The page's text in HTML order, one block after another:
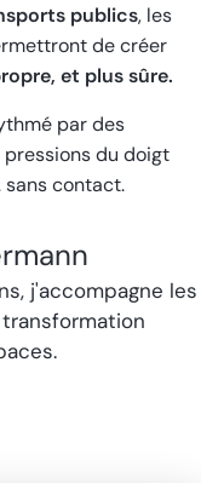
publics, les
de créer
et plus sûre.
par des
pressions du doigt
contact.
j'accompagne les